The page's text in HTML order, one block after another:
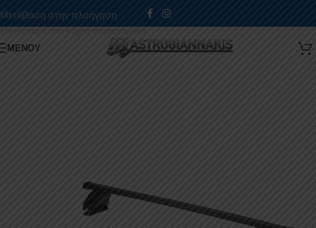
Μετάβαση στην πλοήγηση
Μετάβαση στο κύριο περιεχόμενο
ΜΕΝΟΎ